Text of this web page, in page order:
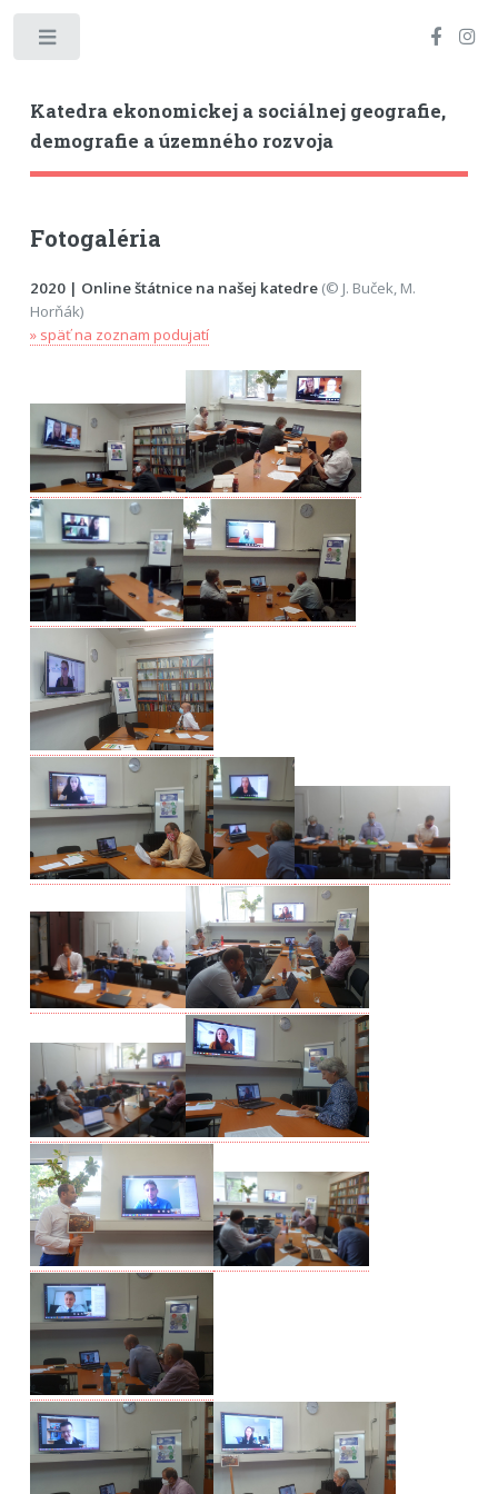
Katedra ekonomickej a sociálnej geografie,
demografie a územného rozvoja
Fotogaléria
2020 | Online štátnice na našej katedre(© J. Buček, M.
Horňák)
» späť na zoznam podujatí